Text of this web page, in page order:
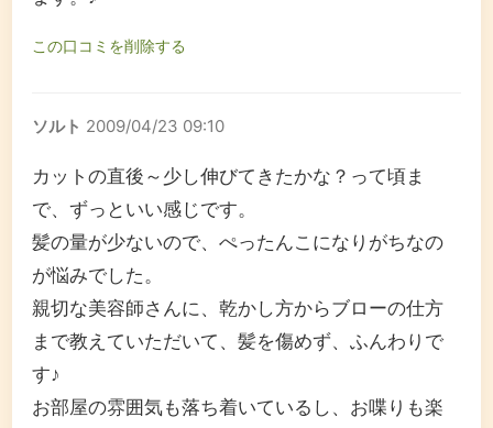
この口コミを削除する
ソルト 2009/04/23 09:10
カットの直後～少し伸びてきたかな？って頃ま
で、ずっといい感じです。
髪の量が少ないので、ぺったんこになりがちなの
が悩みでした。
親切な美容師さんに、乾かし方からブローの仕方
まで教えていただいて、髪を傷めず、ふんわりで
す♪
お部屋の雰囲気も落ち着いているし、お喋りも楽